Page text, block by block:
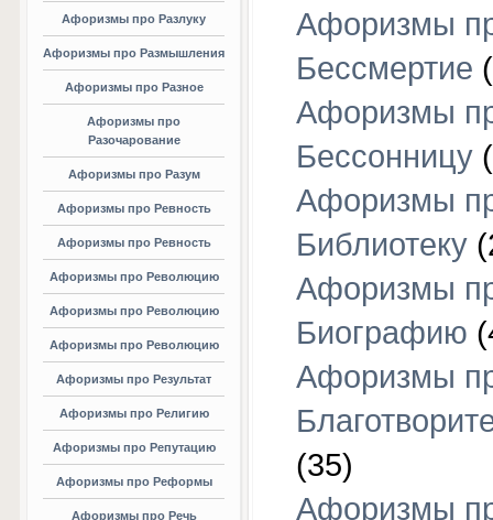
Афоризмы про Разлуку
Афоризмы про Размышления
Афоризмы про Разное
Афоризмы про
Разочарование
Афоризмы про Разум
Афоризмы про Ревность
Афоризмы про Ревность
Афоризмы про Революцию
Афоризмы про Революцию
Афоризмы про Революцию
Афоризмы про Результат
Афоризмы про Религию
Афоризмы про Репутацию
Афоризмы про Реформы
Афоризмы про Речь
Афоризмы
Бессмертие
Афоризмы
Бессонницу
Афоризмы
Библиотеку
Афоризмы
Биографию
Афоризмы
(35)
Афоризмы